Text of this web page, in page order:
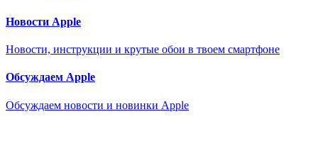
Новости Apple
Новости, инструкции и крутые обои в твоем смартфоне
Обсуждаем Apple
Обсуждаем новости и новинки Apple